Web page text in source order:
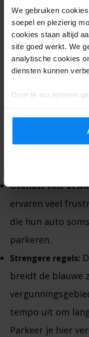
We gebruiken
soepel en plezierig
cookies staan altijd
site goed werkt. We
analytische cookies
diensten kunnen
Door te accepteren
instellingen op elk
van
afrader is
Het klinkt
parkeren in een
vervolgens naar
korte busrit
straten wettelijk
Overlast voor
ervaren veel
die hun auto
parkeren.
Strengere regels:
breidt de blauwe
tempo uit om
Parkeer je hier